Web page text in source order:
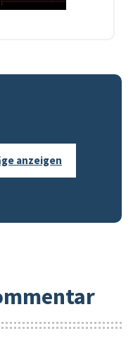
anzeigen